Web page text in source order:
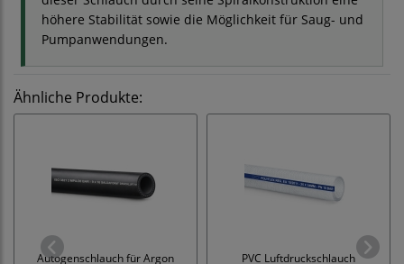
höhere Stabilität sowie die Möglichkeit für Saug- und
Pumpanwendungen.
Ähnliche Produkte:
Autogenschlauch für Argon
PVC Luftdruckschlauch